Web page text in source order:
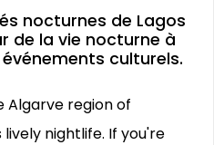
nocturnes de Lagos
de la vie nocturne à
culturels.
Algarve region of
nightlife. If you're